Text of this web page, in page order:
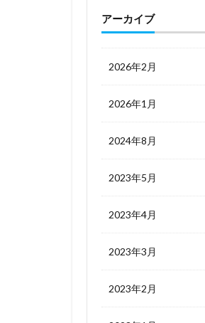
アーカイブ
2026年2月
2026年1月
2024年8月
2023年5月
2023年4月
2023年3月
2023年2月